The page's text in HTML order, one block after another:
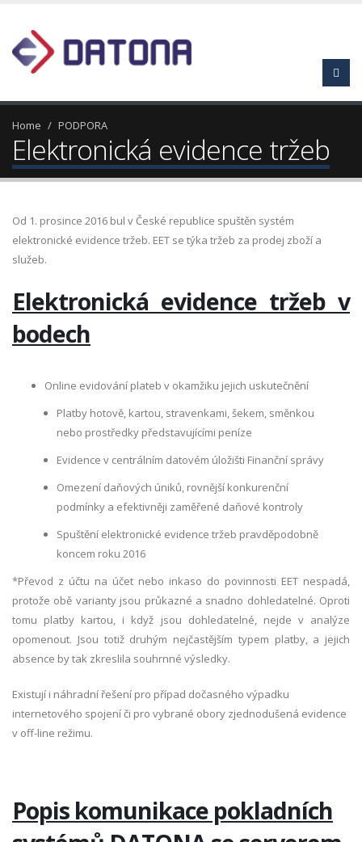
Home PODPORA
Elektronická evidence tržeb
Od 1. prosince 2016 bul v České republice spuštěn systém
elektronické evidence tržeb. EET se týka tržeb za prodej zboží a
služeb.
Elektronická evidence tržeb v
bodech
Online evidování plateb v okamžiku jejich uskutečnění
Platby hotově, kartou, stravenkami, šekem, směnkou
nebo prostředky představujícími peníze
Evidence v centrálním datovém úložišti Finanční správy
Omezení daňových úniků, rovnější konkurenční
podmínky a efektivněji zaměřené daňové kontroly
Spuštění elektronické evidence tržeb pravděpodobně
koncem roku 2016
*Převod z účtu na účet nebo inkaso do povinnosti EET nespadá,
protože obě varianty jsou průkazné a snadno dohledatelné. Oproti
tomu platby kartou, i když jsou dohledatelné, nejde v analýze
opomenout. Jsou totiž druhým nejčastějším typem platby, a jejich
absence by tak zkreslila souhrnné výsledky.
Existují i náhradní řešení pro případ dočasného výpadku
internetového spojení či pro vybrané obory zjednodušená evidence
v off-line režimu.
Popis komunikace pokladních